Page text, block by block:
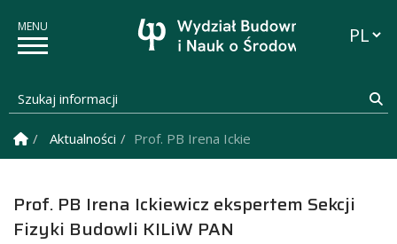
Szukaj informacji
Strona Główna
Aktualności Prof. PB Irena Ickiewicz ekspertem Sekcji
Prof. PB Irena Ickiewicz ekspertem Sekcji
Fizyki Budowli KILiW PAN